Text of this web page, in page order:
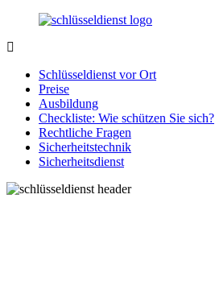
Zurück
Inhalt
Notlage
wird
gelöst!
Schlüsseldienst vor Ort
Preise
Ausbildung
Checkliste: Wie schützen Sie sich?
Rechtliche Fragen
Sicherheitstechnik
Sicherheitsdienst